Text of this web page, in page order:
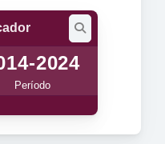
2024
Período